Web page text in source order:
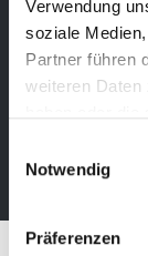
Verwendung
soziale
Partner führen
weiteren Daten
Notwendig
Präferenzen
Bleibe über
im Voraus
Newsletter